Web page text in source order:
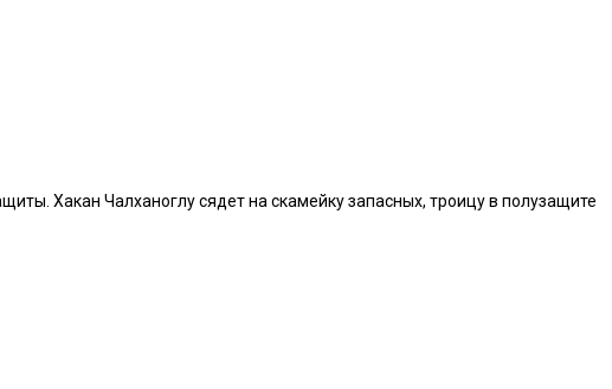
Хакан Чалханоглу сядет на скамейку запасных, троицу в полузащите